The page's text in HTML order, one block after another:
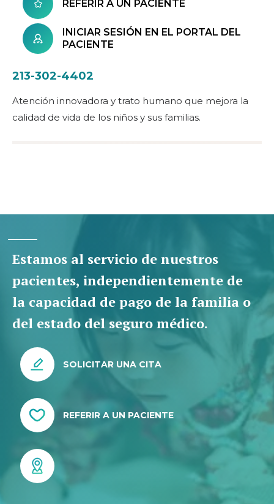
REFERIR A UN PACIENTE
INICIAR SESIÓN EN EL PORTAL DEL
PACIENTE
213-302-4402
Atención innovadora y trato humano que mejora la
calidad de vida de los niños y sus familias.
Estamos al servicio de nuestros
pacientes, independientemente de
la capacidad de pago de la familia o
del estado del seguro médico.
SOLICITAR UNA CITA
REFERIR A UN PACIENTE